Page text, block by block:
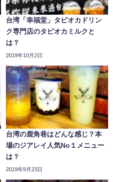
台湾「幸福堂」タピオカドリン
ク専門店のタピオカミルクと
は？
2019年10月2日
台湾の鹿角巷はどんな感じ？本
場のジアレイ人気No１メニュー
は？
2019年9月23日